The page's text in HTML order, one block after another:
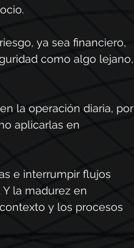
ya sea financiero,
como algo lejano,
la operación diaria, por
aplicarlas en
e interrumpir flujos
la madurez en
y los procesos